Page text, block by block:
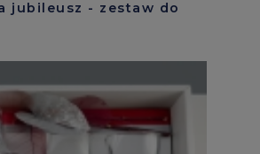
jubileusz - zestaw do